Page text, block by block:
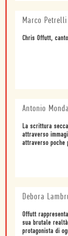
Marco Petrelli
Chris Offutt,
Antonio Monda
La scrittura
attraverso
attraverso poche
Debora
Offutt
sua brutale
protagonista di